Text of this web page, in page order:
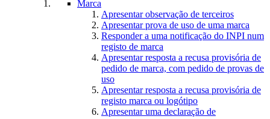
Marca
Apresentar observação de terceiros
Apresentar prova de uso de uma marca
Responder a uma notificação do INPI num
registo de marca
Apresentar resposta a recusa provisória de
pedido de marca, com pedido de provas de
uso
Apresentar resposta a recusa provisória de
registo marca ou logótipo
Apresentar uma declaração de